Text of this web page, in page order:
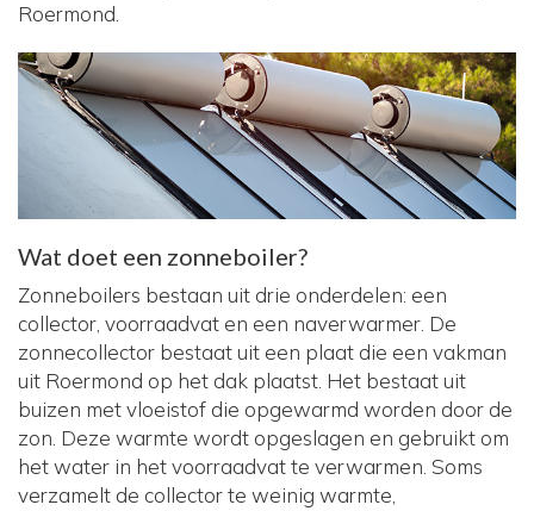
Roermond.
Wat doet een zonneboiler?
Zonneboilers bestaan uit drie onderdelen: een
collector, voorraadvat en een naverwarmer. De
zonnecollector bestaat uit een plaat die een vakman
uit Roermond op het dak plaatst. Het bestaat uit
buizen met vloeistof die opgewarmd worden door de
zon. Deze warmte wordt opgeslagen en gebruikt om
het water in het voorraadvat te verwarmen. Soms
verzamelt de collector te weinig warmte,